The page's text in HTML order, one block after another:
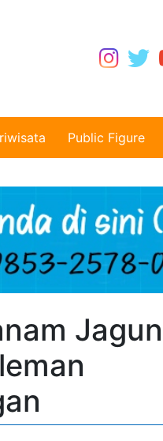
Public Figure